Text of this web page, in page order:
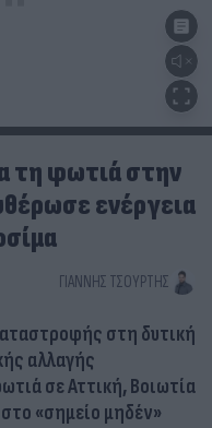
τη φωτιά στην
ενέργεια
ΓΙΆΝΝΗΣ ΤΣΟΎΡΤΗΣ
στη δυτική
αλλαγής
σε Αττική, Βοιωτία
«σημείο μηδέν»